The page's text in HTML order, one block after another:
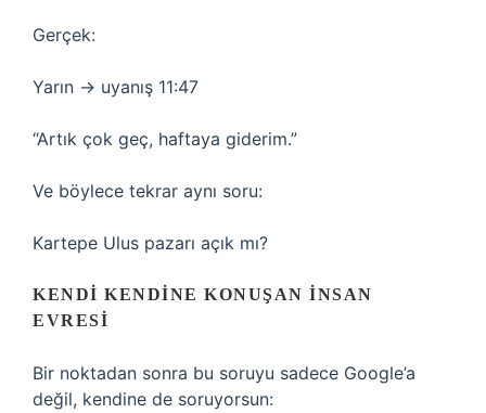
Gerçek:
Yarın → uyanış 11:47
“Artık çok geç, haftaya giderim.”
Ve böylece tekrar aynı soru:
Kartepe Ulus pazarı açık mı?
KENDI KENDINE KONUŞAN İNSAN
EVRESI
Bir noktadan sonra bu soruyu sadece Google’a
değil, kendine de soruyorsun: